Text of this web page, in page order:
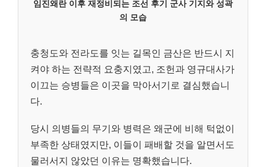
임진왜란 이후 재정비되는 조선 후기 군사 기지와 성곽
의 모습
충청도와 전라도를 잇는 길목인 금산은 반드시 지
켜야 하는 전략적 요충지였고, 조헌과 영규대사가
이끄는 승병들은 이곳을 막아서기로 결심했습니
다.
당시 의병들의 무기와 병력은 왜군에 비해 턱없이
부족한 상태였지만, 이들이 패배할 것을 알면서도
물러서지 않았던 이유는 명확했습니다.